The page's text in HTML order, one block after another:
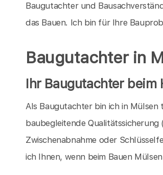
Baugutachter und
das Bauen. Ich bin für Ihre
Baugutachter in
Ihr Baugutachter beim
Als Baugutachter bin ich in Mülsen
baubegleitende Qualitätssicherung
Zwischenabnahme oder
ich Ihnen, wenn beim Bauen